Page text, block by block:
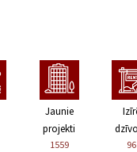
Jaunie
projekti
1559 96